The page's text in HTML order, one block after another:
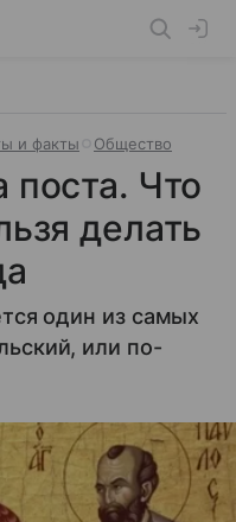
и факты Общество
поста. Что
делать
один из самых
или по-